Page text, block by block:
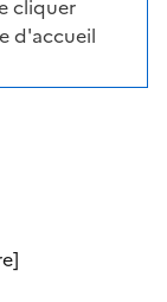
cliquer
d'accueil